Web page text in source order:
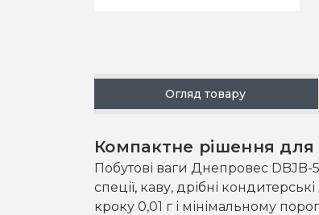
Огляд товару
Компактне рішення для
Побутові ваги Днепровес
спеції, каву, дрібні
кроку 0,01 г і мінімальному